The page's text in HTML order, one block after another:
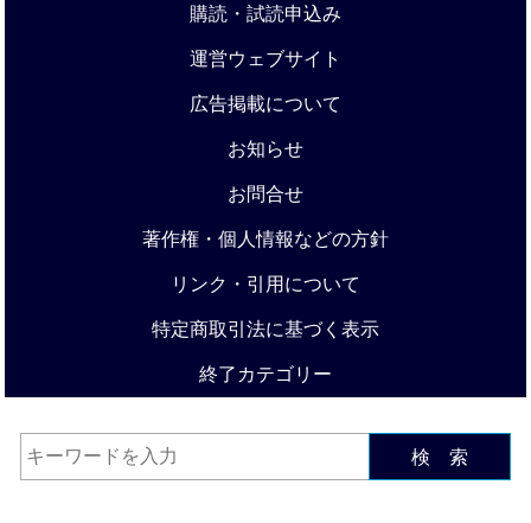
購読・試読申込み
運営ウェブサイト
広告掲載について
お知らせ
お問合せ
著作権・個人情報などの方針
リンク・引用について
特定商取引法に基づく表示
終了カテゴリー
検 索